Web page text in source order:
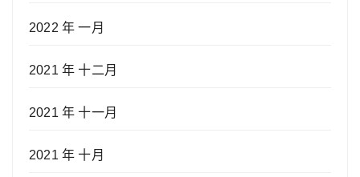
2022 年 一月
2021 年 十二月
2021 年 十一月
2021 年 十月